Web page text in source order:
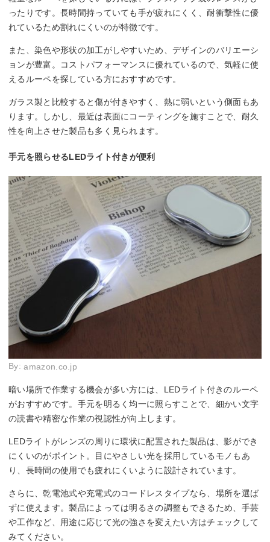
ったりです。長時間持っていても手が疲れにくく、耐衝撃性に優
れているため割れにくいのが特徴です。
また、染色や形状の加工がしやすいため、デザインのバリエーシ
ョンが豊富。コストパフォーマンスに優れているので、気軽に使
えるルーペを探している方におすすめです。
ガラス製と比較すると傷が付きやすく、熱に弱いという側面もあ
ります。しかし、最近は表面にコーティングを施すことで、耐久
性を向上させた製品も多く見られます。
手元を照らせるLEDライト付きが便利
By:amazon.co.jp
暗い場所で作業する機会が多い方には、LEDライト付きのルーペ
がおすすめです。手元を明るく均一に照らすことで、細かい文字
の読書や精密な作業の視認性が向上します。
LEDライトがレンズの周りに環状に配置された製品は、影ができ
にくいのがポイント。目にやさしい光を採用しているモノもあ
り、長時間の使用でも疲れにくいように設計されています。
さらに、乾電池式や充電式のコードレスタイプなら、場所を選ば
ずに使えます。製品によっては明るさの調整もできるため、手芸
や工作など、用途に応じて光の強さを変えたい方はチェックして
みてください。